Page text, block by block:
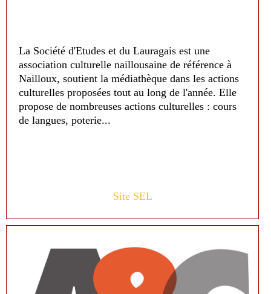
La Société d'Etudes et du Lauragais est une
association culturelle naillousaine de référence à
Nailloux, soutient la médiathèque dans les actions
culturelles proposées tout au long de l'année. Elle
propose de nombreuses actions culturelles : cours
de langues, poterie...
Site SEL